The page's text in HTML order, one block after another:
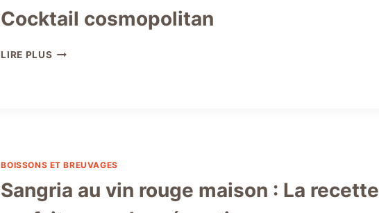
Cocktail cosmopolitan
LIRE PLUS COCKTAIL
BOISSONS ET BREUVAGES
Sangria au vin rouge maison : La recette